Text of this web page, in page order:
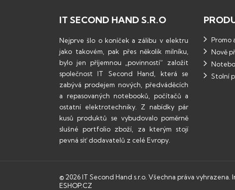
IT SECOND HAND S.R.O
Nejprve šlo o koníček a zálibu v elektru
jako takovém, pak přes několik milníku,
bylo jen příjemnou „povinností“ založit
společnost IT Second Hand, která se
zabývá prodejem nových, předváděcích
a repasovaných notebooků, počítačů a
ostatní elektrotechniky. Z nabídky pár
kusů produktů se vybudovalo poměrně
slušné portfolio zboží, za kterým stojí
pevná síť dodavatelů z celé Evropy.
Promo
Nově
Stolní
© 2026 IT Second Hand s.r.o. Všechna práva vyhrazena.
ESHOP.CZ